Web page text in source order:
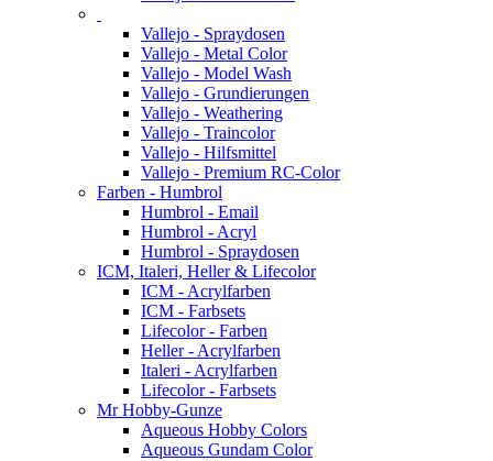
Vallejo - Spraydosen
Vallejo - Metal Color
Vallejo - Model Wash
Vallejo - Grundierungen
Vallejo - Weathering
Vallejo - Traincolor
Vallejo - Hilfsmittel
Vallejo - Premium RC-Color
Farben - Humbrol
Humbrol - Email
Humbrol - Acryl
Humbrol - Spraydosen
ICM, Italeri, Heller & Lifecolor
ICM - Acrylfarben
ICM - Farbsets
Lifecolor - Farben
Heller - Acrylfarben
Italeri - Acrylfarben
Lifecolor - Farbsets
Mr Hobby-Gunze
Aqueous Hobby Colors
Aqueous Gundam Color